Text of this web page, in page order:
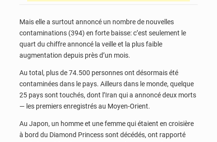
Mais elle a surtout annoncé un nombre de nouvelles
contaminations (394) en forte baisse: c’est seulement le
quart du chiffre annoncé la veille et la plus faible
augmentation depuis près d’un mois.
Au total, plus de 74.500 personnes ont désormais été
contaminées dans le pays. Ailleurs dans le monde, quelque
25 pays sont touchés, dont l’Iran qui a annoncé deux morts
— les premiers enregistrés au Moyen-Orient.
Au Japon, un homme et une femme qui étaient en croisière
à bord du Diamond Princess sont décédés, ont rapporté